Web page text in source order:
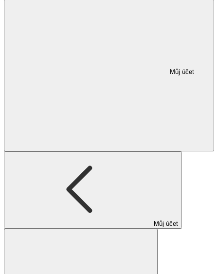
Můj účet
Můj účet